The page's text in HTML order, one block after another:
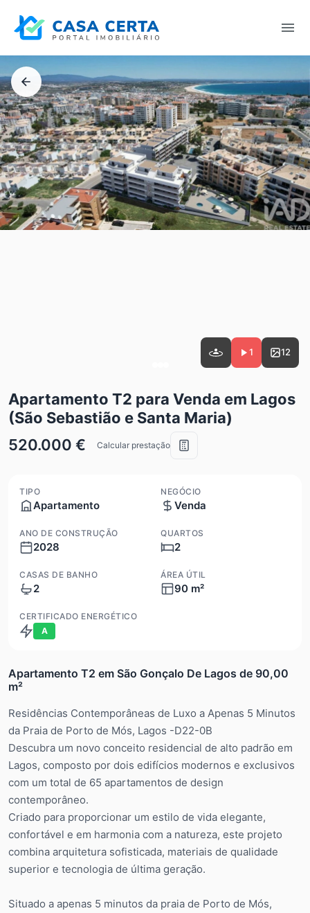
1 12
Apartamento T2 para Venda em Lagos
(São Sebastião e Santa Maria)
520.000 €
Calcular prestação
TIPO
Apartamento
NEGÓCIO
Venda
ANO DE CONSTRUÇÃO
2028
QUARTOS
2
CASAS DE BANHO
2
ÁREA ÚTIL
90 m²
CERTIFICADO ENERGÉTICO
A
Apartamento T2 em São Gonçalo De Lagos de 90,00
m²
Residências Contemporâneas de Luxo a Apenas 5 Minutos
da Praia de Porto de Mós, Lagos -D22-0B
Descubra um novo conceito residencial de alto padrão em
Lagos, composto por dois edifícios modernos e exclusivos
com um total de 65 apartamentos de design
contemporâneo.
Criado para proporcionar um estilo de vida elegante,
confortável e em harmonia com a natureza, este projeto
combina arquitetura sofisticada, materiais de qualidade
superior e tecnologia de última geração.
Situado a apenas 5 minutos da praia de Porto de Mós,